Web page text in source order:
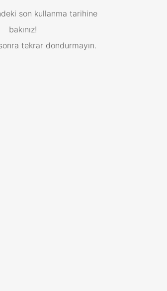
son kullanma tarihine
bakınız!
tekrar dondurmayın.